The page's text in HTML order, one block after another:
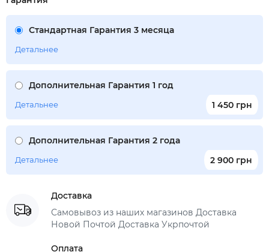
Стандартная Гарантия 3 месяца
Детальнее
Дополнительная Гарантия 1 год
1 450 грн
Детальнее
Дополнительная Гарантия 2 года
2 900 грн
Детальнее
Доставка
Самовывоз из наших магазинов Доставка
Новой Почтой Доставка Укрпочтой
Оплата